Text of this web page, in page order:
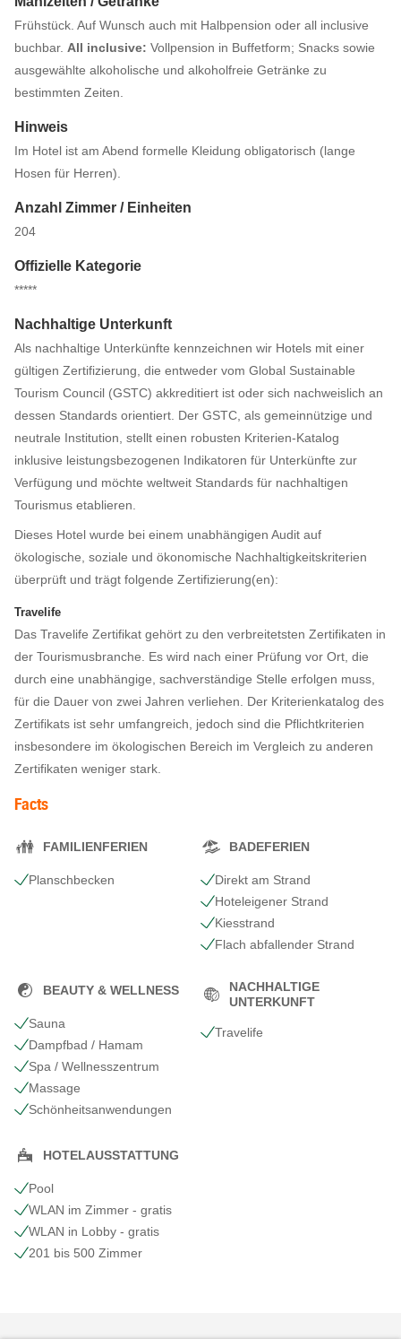
Frühstück. Auf Wunsch auch mit Halbpension oder all inclusive
buchbar. All inclusive: Vollpension in Buffetform; Snacks sowie
ausgewählte alkoholische und alkoholfreie Getränke zu
bestimmten Zeiten.
Hinweis
Im Hotel ist am Abend formelle Kleidung obligatorisch (lange
Hosen für Herren).
Anzahl Zimmer / Einheiten
204
Offizielle Kategorie
*****
Nachhaltige Unterkunft
Als nachhaltige Unterkünfte kennzeichnen wir Hotels mit einer
gültigen Zertifizierung, die entweder vom Global Sustainable
Tourism Council (GSTC) akkreditiert ist oder sich nachweislich an
dessen Standards orientiert. Der GSTC, als gemeinnützige und
neutrale Institution, stellt einen robusten Kriterien-Katalog
inklusive leistungsbezogenen Indikatoren für Unterkünfte zur
Verfügung und möchte weltweit Standards für nachhaltigen
Tourismus etablieren.
Dieses Hotel wurde bei einem unabhängigen Audit auf
ökologische, soziale und ökonomische Nachhaltigkeitskriterien
überprüft und trägt folgende Zertifizierung(en):
Travelife
Das Travelife Zertifikat gehört zu den verbreitetsten Zertifikaten in
der Tourismusbranche. Es wird nach einer Prüfung vor Ort, die
durch eine unabhängige, sachverständige Stelle erfolgen muss,
für die Dauer von zwei Jahren verliehen. Der Kriterienkatalog des
Zertifikats ist sehr umfangreich, jedoch sind die Pflichtkriterien
insbesondere im ökologischen Bereich im Vergleich zu anderen
Zertifikaten weniger stark.
Facts
FAMILIENFERIEN
Planschbecken
BADEFERIEN
Direkt am Strand
Hoteleigener Strand
Kiesstrand
Flach abfallender Strand
BEAUTY & WELLNESS
Sauna
Dampfbad / Hamam
Spa / Wellnesszentrum
Massage
Schönheits​anwendungen
NACHHALTIGE
UNTERKUNFT
Travelife
HOTELAUSSTATTUNG
Pool
WLAN im Zimmer - gratis
WLAN in Lobby - gratis
201 bis 500 Zimmer